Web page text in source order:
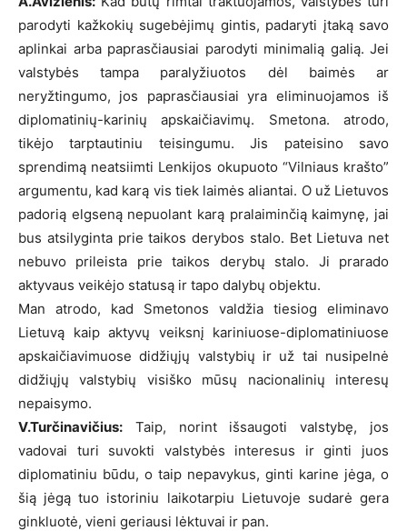
parodyti kažkokių sugebėjimų gintis, padaryti įtaką savo
aplinkai arba paprasčiausiai parodyti minimalią galią. Jei
valstybės tampa paralyžiuotos dėl baimės ar
neryžtingumo, jos paprasčiausiai yra eliminuojamos iš
diplomatinių-karinių apskaičiavimų. Smetona. atrodo,
tikėjo tarptautiniu teisingumu. Jis pateisino savo
sprendimą neatsiimti Lenkijos okupuoto “Vilniaus krašto”
argumentu, kad karą vis tiek laimės aliantai. O už Lietuvos
padorią elgseną nepuolant karą pralaiminčią kaimynę, jai
bus atsilyginta prie taikos derybos stalo. Bet Lietuva net
nebuvo prileista prie taikos derybų stalo. Ji prarado
aktyvaus veikėjo statusą ir tapo dalybų objektu.
Man atrodo, kad Smetonos valdžia tiesiog eliminavo
Lietuvą kaip aktyvų veiksnį kariniuose-diplomatiniuose
apskaičiavimuose didžiųjų valstybių ir už tai nusipelnė
didžiųjų valstybių visiško mūsų nacionalinių interesų
nepaisymo.
V.Turčinavičius: Taip, norint išsaugoti valstybę, jos
vadovai turi suvokti valstybės interesus ir ginti juos
diplomatiniu būdu, o taip nepavykus, ginti karine jėga, o
šią jėgą tuo istoriniu laikotarpiu Lietuvoje sudarė gera
ginkluotė, vieni geriausi lėktuvai ir pan.